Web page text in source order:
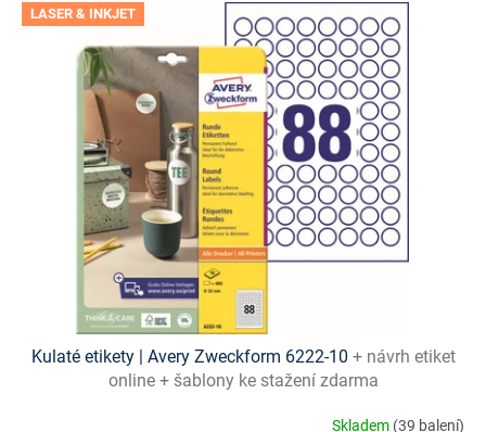
LASER & INKJET
Kulaté etikety | Avery Zweckform 6222-10 + návrh etiket
online + šablony ke stažení zdarma
Skladem (39 balení)